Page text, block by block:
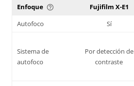
Enfoque help_outline Fujifilm X-E1
Autofoco
Sí
Sistema de
autofoco
Por detección de
contraste